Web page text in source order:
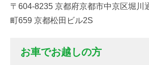
〒604-8235 京都府京都市中京区堀川
町659 京都松田ビル2S
お車でお越しの方